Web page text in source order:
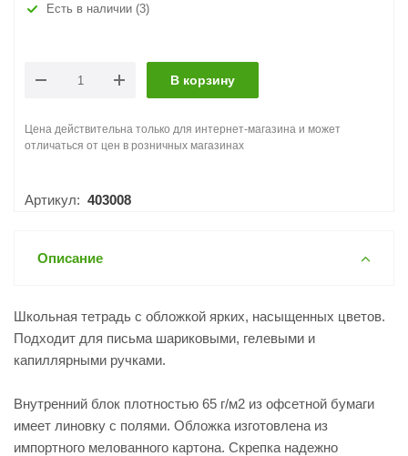
Есть в наличии (3)
В корзину
Цена действительна только для интернет-магазина и может
отличаться от цен в розничных магазинах
Артикул: 403008
Описание
Школьная тетрадь с обложкой ярких, насыщенных цветов.
Подходит для письма шариковыми, гелевыми и
капиллярными ручками.
Внутренний блок плотностью 65 г/м2 из офсетной бумаги
имеет линовку с полями. Обложка изготовлена из
импортного мелованного картона. Скрепка надежно